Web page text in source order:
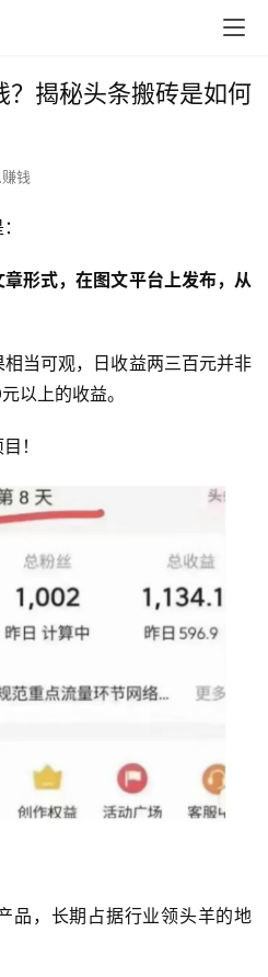
？揭秘头条搬砖是如何
钱
形式，在图文平台上发布，从
当可观，日收益两三百元并非
以上的收益。
！
品，长期占据行业领头羊的地